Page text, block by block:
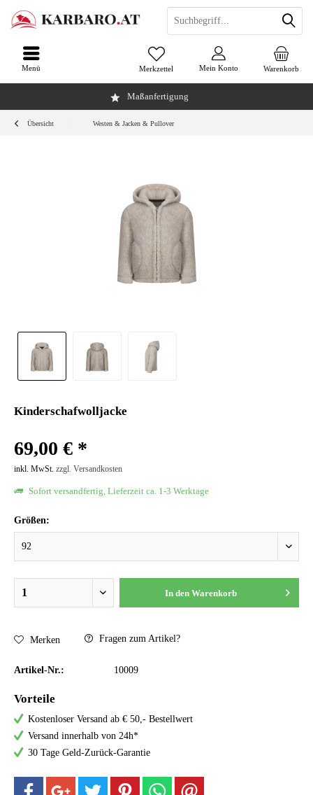
Maßanfertigung
Warenkorb
Merkzettel Mein Konto
Menü
Übersicht Westen & Jacken & Pullover
Kinderschafwolljacke
69,00 € *
inkl. MwSt. zzgl. Versandkosten
Sofort versandfertig, Lieferzeit ca. 1-3 Werktage
Größen:
In den Warenkorb
Merken Fragen zum Artikel?
Artikel-Nr.: 10009
Vorteile
Kostenloser Versand ab € 50,- Bestellwert
Versand innerhalb von 24h*
30 Tage Geld-Zurück-Garantie